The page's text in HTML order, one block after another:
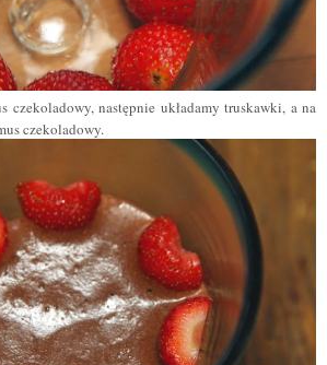
czekoladowy, następnie układamy truskawki, a na
czekoladowy.